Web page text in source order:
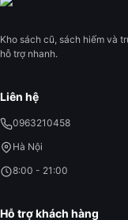
Kho sách cũ, sách hiếm và
hỗ trợ nhanh.
Liên hệ
0963210458
Hà Nội
8:00 - 21:00
Hỗ trợ khách hàng